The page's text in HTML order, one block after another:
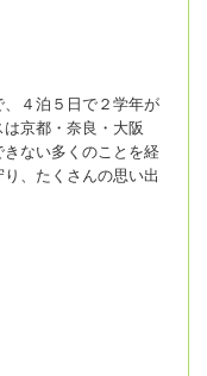
４泊５日で２学年が
京都・奈良・大阪
ない多くのことを経
、たくさんの思い出